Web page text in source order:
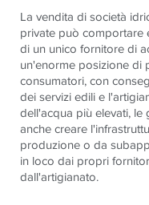
La vendita di società
private può
di un unico fornitore di
un'enorme posizione di
consumatori, con
dei servizi edili e
dell'acqua più elevati,
anche creare
produzione o da
in loco dai propri
dall'artigianato.